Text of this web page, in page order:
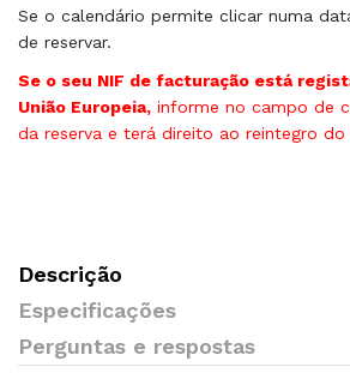
Se o calendário permite clicar numa
de reservar.
Se o seu NIF de facturação está
União Europeia, informe no campo de
da reserva e terá direito ao reintegro do
Descrição
Especificações
Perguntas e respostas